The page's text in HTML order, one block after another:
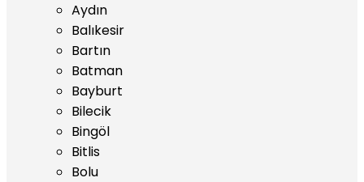
Aydın
Balıkesir
Bartın
Batman
Bayburt
Bilecik
Bingöl
Bitlis
Bolu